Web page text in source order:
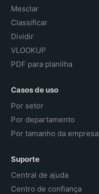
Mesclar
Classificar
Dividir
VLOOKUP
PDF para planilha
Casos de uso
Por setor
Por departamento
Por tamanho da empresa
Suporte
Central de ajuda
Centro de confiança